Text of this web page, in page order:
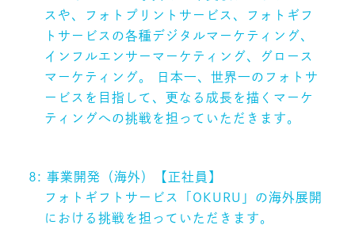
スや、フォトプリントサービス、フォトギフ
トサービスの各種デジタルマーケティング、
インフルエンサーマーケティング、グロース
マーケティング。 日本一、世界一のフォトサ
ービスを目指して、更なる成長を描くマーケ
ティングへの挑戦を担っていただきます。
8: 事業開発（海外）【正社員】
フォトギフトサービス「OKURU」の海外展開
における挑戦を担っていただきます。